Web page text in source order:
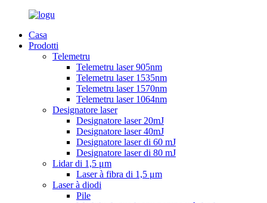
Casa
Prodotti
Telemetru
Telemetru laser 905nm
Telemetru laser 1535nm
Telemetru laser 1570nm
Telemetru laser 1064nm
Designatore laser
Designatore laser 20mJ
Designatore laser 40mJ
Designatore laser di 60 mJ
Designatore laser di 80 mJ
Lidar di 1,5 μm
Laser à fibra di 1,5 μm
Laser à diodi
Pile